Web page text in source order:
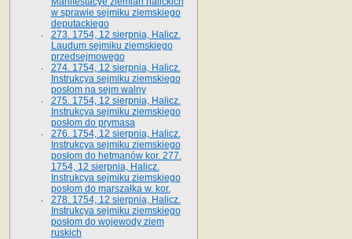
w sprawie sejmiku ziemskiego
deputackiego
273. 1754, 12 sierpnia, Halicz.
Laudum sejmiku ziemskiego
przedsejmowego
274. 1754, 12 sierpnia, Halicz.
Instrukcya sejmiku ziemskiego
posłom na sejm walny
275. 1754, 12 sierpnia, Halicz.
Instrukcya sejmiku ziemskiego
posłom do prymasa
276. 1754, 12 sierpnia, Halicz.
Instrukcya sejmiku ziemskiego
posłom do hetmanów kor. 277.
1754, 12 sierpnia, Halicz.
Instrukcya sejmiku ziemskiego
posłom do marszałka w. kor.
278. 1754, 12 sierpnia, Halicz.
Instrukcya sejmiku ziemskiego
posłom do wojewody ziem
ruskich